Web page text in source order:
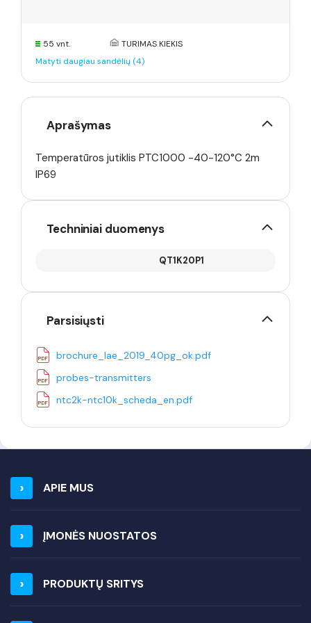
55 vnt.
TURIMAS KIEKIS
Matyti daugiau sandėlių (4)
Aprašymas
Temperatūros jutiklis PTC1000 -40-120°C 2m
IP69
Techniniai duomenys
QT1K20P1
Parsisiųsti
brochure_lae_2019_40pg_ok.pdf
probes-transmitters
ntc2k-ntc10k_scheda_en.pdf
APIE MUS
ĮMONĖS NUOSTATOS
PRODUKTŲ SRITYS